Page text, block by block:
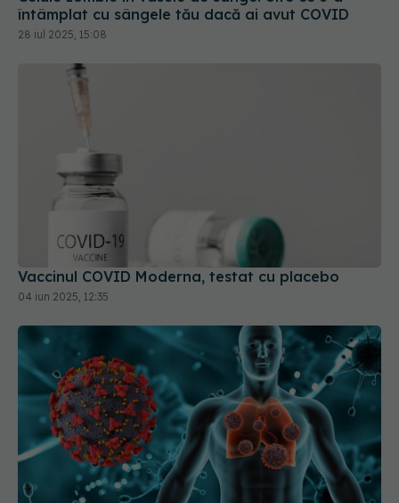
28 iul 2025, 15:08
Vaccinul COVID Moderna, testat cu placebo
04 iun 2025, 12:35